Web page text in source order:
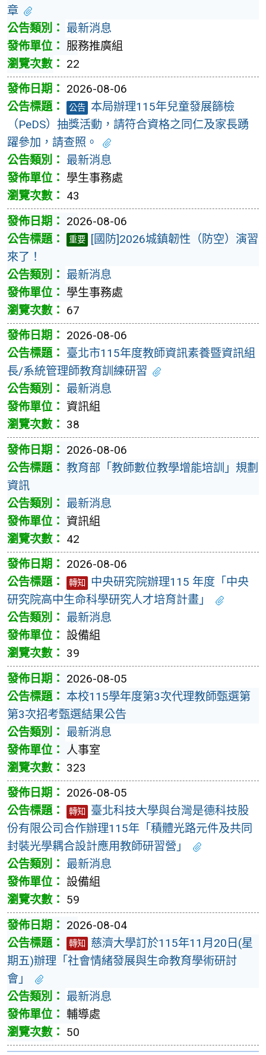
章
最新消息
服務推廣組
22
2026-08-06
公告 本局辦理115年兒童發展篩檢
（PeDS）抽獎活動，請符合資格之同仁及家長踴
躍參加，請查照。
最新消息
學生事務處
43
2026-08-06
重要
[國防]2026城鎮韌性（防空）演習
來了！
最新消息
學生事務處
67
2026-08-06
臺北市115年度教師資訊素養暨資訊組
長/系統管理師教育訓練研習
最新消息
資訊組
38
2026-08-06
教育部「教師數位教學增能培訓」規劃
資訊
最新消息
資訊組
42
2026-08-06
轉知
中央研究院辦理115 年度「中央
研究院高中生命科學研究人才培育計畫」
最新消息
設備組
39
2026-08-05
本校115學年度第3次代理教師甄選第
第3次招考甄選結果公告
最新消息
人事室
323
2026-08-05
轉知
臺北科技大學與台灣是德科技股
份有限公司合作辦理115年「積體光路元件及共同
封裝光學耦合設計應用教師研習營」
最新消息
設備組
59
2026-08-04
轉知
慈濟大學訂於115年11月20日(星
期五)辦理「社會情緒發展與生命教育學術研討
會」
最新消息
輔導處
50